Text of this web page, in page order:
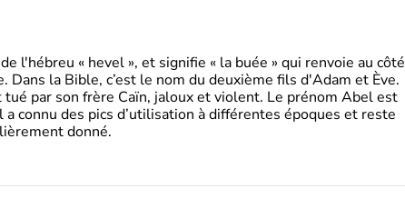
l'hébreu « hevel », et signifie « la buée » qui renvoie au côté
Dans la Bible, c’est le nom du deuxième fils d'Adam et Ève.
par son frère Caïn, jaloux et violent. Le prénom Abel est
connu des pics d’utilisation à différentes époques et reste
donné.